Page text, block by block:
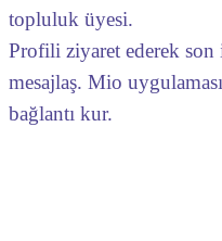
topluluk üyesi.
Profili ziyaret ederek
mesajlaş. Mio
bağlantı kur.